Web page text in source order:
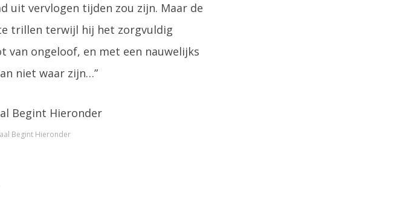
uit vervlogen tijden zou zijn. Maar de
trillen terwijl hij het zorgvuldig
van ongeloof, en met een nauwelijks
niet waar zijn…”
Begint Hieronder